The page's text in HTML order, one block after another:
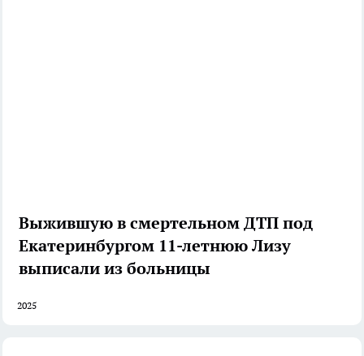
Выжившую в смертельном ДТП под
Екатеринбургом 11-летнюю Лизу
выписали из больницы
2025